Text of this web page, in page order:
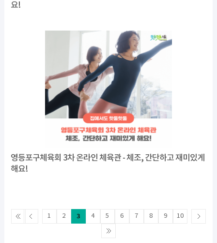
요!
영등포구체육회 3차 온라인 체육관 - 체조, 간단하고 재미있게
해요!
1 2 3 4 5 6 7 8 9 10